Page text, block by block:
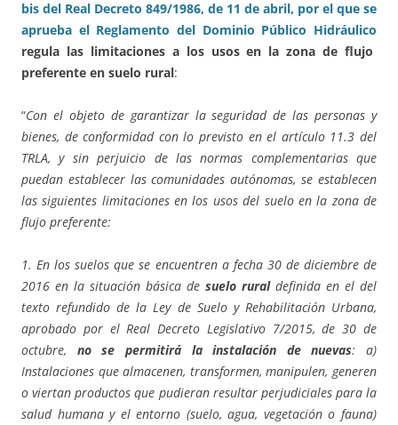
bis del Real Decreto 849/1986, de 11 de abril, por el que se
aprueba el Reglamento del Dominio Público Hidráulico
regula las limitaciones a los usos en la zona de flujo
preferente en suelo rural:
“Con el objeto de garantizar la seguridad de las personas y
bienes, de conformidad con lo previsto en el artículo 11.3 del
TRLA, y sin perjuicio de las normas complementarias que
puedan establecer las comunidades autónomas, se establecen
las siguientes limitaciones en los usos del suelo en la zona de
flujo preferente:
1. En los suelos que se encuentren a fecha 30 de diciembre de
2016 en la situación básica de suelo ruraldefinida en el del
texto refundido de la Ley de Suelo y Rehabilitación Urbana,
aprobado por el Real Decreto Legislativo 7/2015, de 30 de
octubre, no se permitirá la instalación de nuevas: a)
Instalaciones que almacenen, transformen, manipulen, generen
o viertan productos que pudieran resultar perjudiciales para la
salud humana y el entorno (suelo, agua, vegetación o fauna)